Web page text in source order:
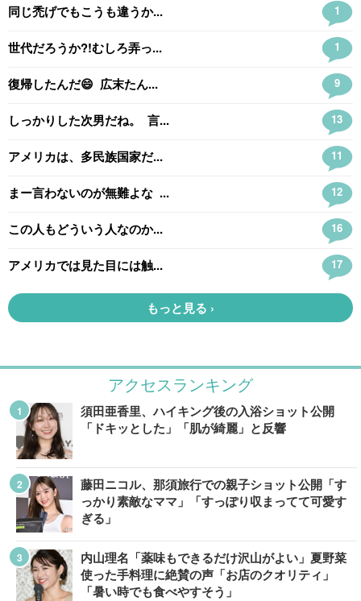
アクセスランキング
須田亜香里、ハイキング後の入浴ショット公開
「ドキッとした」「肌が綺麗」と反響
藤田ニコル、那須旅行での親子ショット公開「す
っかり素敵なママ」「すっぽり収まってて可愛す
ぎる」
内山理名「薬味もできるだけ沢山がよい」夏野菜
使った手料理に絶賛の声「お店のクオリティ」
「暑い時でも食べやすそう」